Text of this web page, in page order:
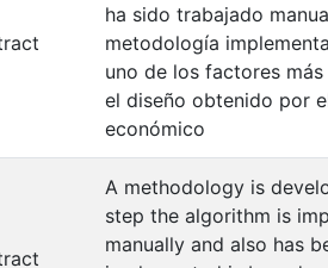
ha sido trabajado
metodología
uno de los factores
el diseño obtenido por
económico
A methodology is
step the algorithm is
manually and also has